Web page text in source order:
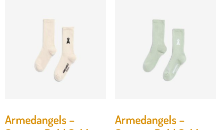
Armedangels –
Armedangels –